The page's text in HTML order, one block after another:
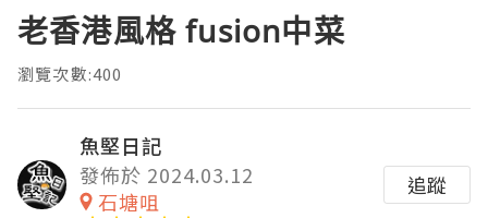
老香港風格 fusion中菜
瀏覽次數:400
魚堅日記
發佈於 2024.03.12
石塘咀
追蹤